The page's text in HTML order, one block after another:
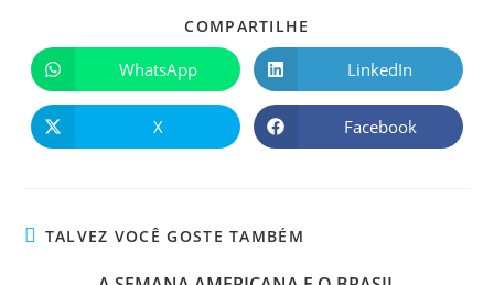
COMPARTILHE
WhatsApp LinkedIn
X Facebook
TALVEZ VOCÊ GOSTE TAMBÉM